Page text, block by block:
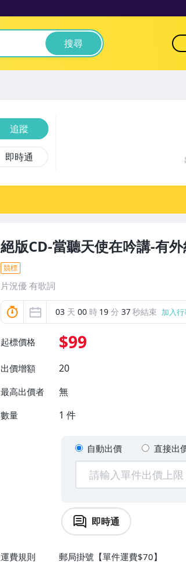
搜尋
絕版CD-當聽天使在吟講-有
競標
片況優 有歌詞
03 天 00 時 19 分 35秒結束 加入
起標價格 $99
出價增額 20
最高出價者 無
數量 1 件
自動出價 直接出
即時通
運費規則
郵局掛號【單件運費$70】
追蹤
即時通